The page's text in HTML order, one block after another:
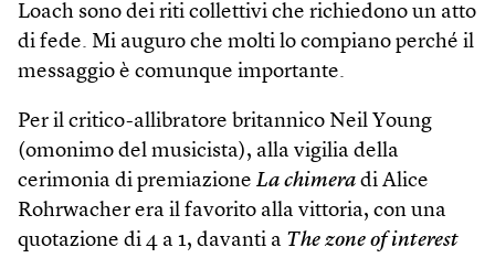
Loach sono dei riti collettivi che richiedono un atto
di fede. Mi auguro che molti lo compiano perché il
messaggio è comunque importante.
Per il critico-allibratore britannico Neil Young
(omonimo del musicista), alla vigilia della
cerimonia di premiazione La chimera di Alice
Rohrwacher era il favorito alla vittoria, con una
quotazione di 4 a 1, davanti a The zone of interest